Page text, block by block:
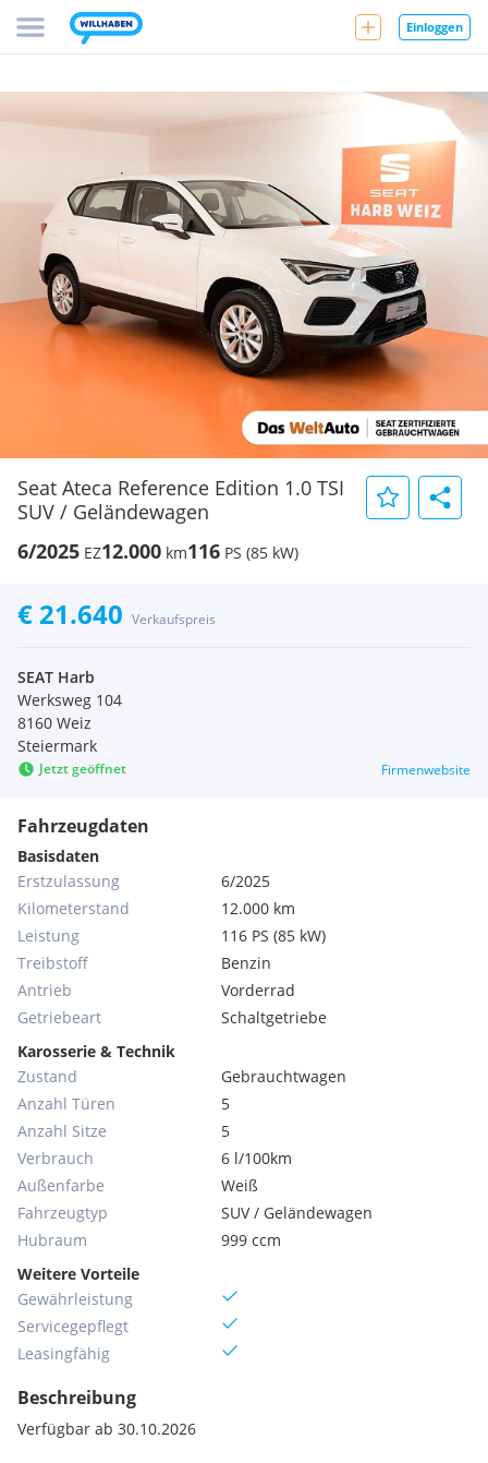
Einloggen
Seat Ateca Reference Edition 1.0 TSI
SUV / Geländewagen
6/2025 EZ12.000 km116 PS (85 kW)
€ 21.640 Verkaufspreis
SEAT Harb
Werksweg 104
8160 Weiz
Steiermark
Jetzt geöffnet Firmenwebsite
Fahrzeugdaten
Basisdaten
Erstzulassung
6/2025
Kilometerstand
12.000 km
Leistung
116 PS (85 kW)
Treibstoff
Benzin
Antrieb
Vorderrad
Getriebeart
Schaltgetriebe
Karosserie & Technik
Zustand
Gebrauchtwagen
Anzahl Türen
5
Anzahl Sitze
5
Verbrauch
6 l/100km
Außenfarbe
Weiß
Fahrzeugtyp
SUV / Geländewagen
Hubraum
999 ccm
Weitere Vorteile
Gewährleistung
Servicegepflegt
Leasingfähig
Beschreibung
Verfügbar ab 30.10.2026